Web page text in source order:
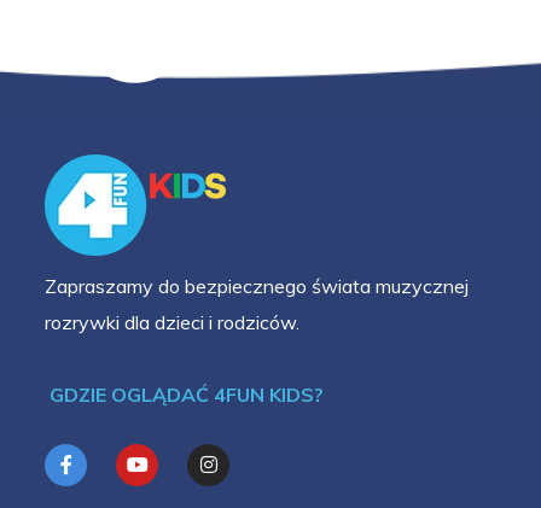
Zapraszamy do bezpiecznego świata muzycznej
rozrywki dla dzieci i rodziców.
GDZIE OGLĄDAĆ 4FUN KIDS?